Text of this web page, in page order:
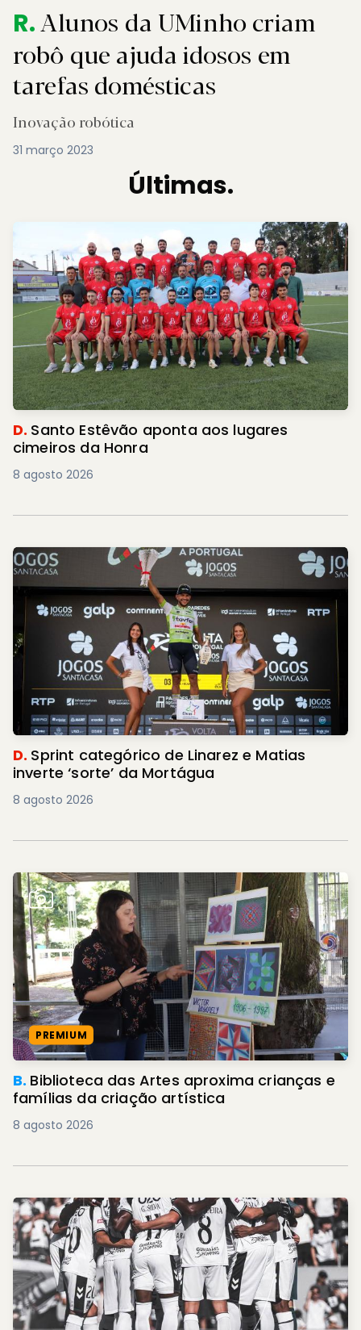
R.Alunos da UMinho criam
robô que ajuda idosos em
tarefas domésticas
Inovação robótica
31 março 2023
Últimas.
D. Santo Estêvão aponta aos lugares
cimeiros da Honra
8 agosto 2026
D. Sprint categórico de Linarez e Matias
inverte ‘sorte’ da Mortágua
8 agosto 2026
PREMIUM
B. Biblioteca das Artes aproxima crianças e
famílias da criação artística
8 agosto 2026